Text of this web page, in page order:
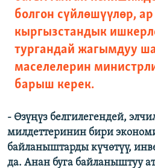
болгон сүйлөшүүлөр,
кыргызстандык
тургандай жагымдуу
маселелерин
барыш керек.
- Өзүңүз белгилегендей,
милдеттеринин бири
байланыштарды күчөтүү,
да. Анан буга байланыштуу